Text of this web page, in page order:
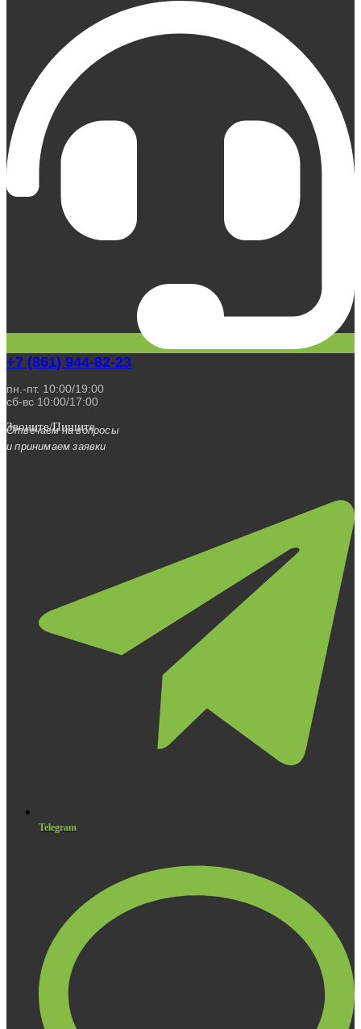
+7 (861) 944-82-23
пн.-пт. 10:00/19:00
сб-вс 10:00/17:00
Звоните/Пишите
Отвечаем на вопросы
и принимаем заявки
Telegram